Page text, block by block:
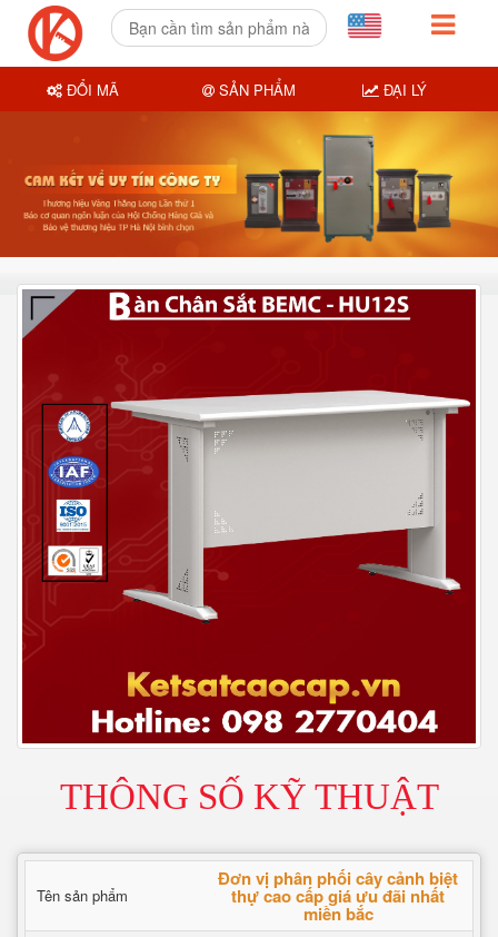
THÔNG SỐ KỸ THUẬT
Tên sản phẩm
Đơn vị phân phối cây cảnh biệt
thự cao cấp giá ưu đãi nhất
miền bắc
ĐỔI MÃ SẢN PHẨM ĐẠI LÝ